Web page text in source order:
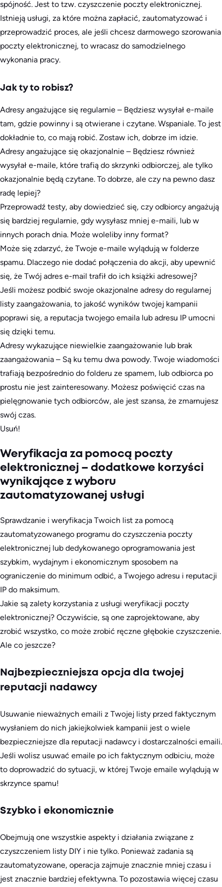
spójność. Jest to tzw. czyszczenie poczty elektronicznej.
Istnieją usługi, za które można zapłacić, zautomatyzować i
przeprowadzić proces, ale jeśli chcesz darmowego szorowania
poczty elektronicznej, to wracasz do samodzielnego
wykonania pracy.
Jak ty to robisz?
Adresy angażujące się regularnie – Będziesz wysyłał e-maile
tam, gdzie powinny i są otwierane i czytane. Wspaniale. To jest
dokładnie to, co mają robić. Zostaw ich, dobrze im idzie.
Adresy angażujące się okazjonalnie – Będziesz również
wysyłał e-maile, które trafią do skrzynki odbiorczej, ale tylko
okazjonalnie będą czytane. To dobrze, ale czy na pewno dasz
radę lepiej?
Przeprowadź testy, aby dowiedzieć się, czy odbiorcy angażują
się bardziej regularnie, gdy wysyłasz mniej e-maili, lub w
innych porach dnia. Może woleliby inny format?
Może się zdarzyć, że Twoje e-maile wylądują w folderze
spamu. Dlaczego nie dodać połączenia do akcji, aby upewnić
się, że Twój adres e-mail trafił do ich książki adresowej?
Jeśli możesz podbić swoje okazjonalne adresy do regularnej
listy zaangażowania, to jakość wyników twojej kampanii
poprawi się, a reputacja twojego emaila lub adresu IP umocni
się dzięki temu.
Adresy wykazujące niewielkie zaangażowanie lub brak
zaangażowania – Są ku temu dwa powody. Twoje wiadomości
trafiają bezpośrednio do folderu ze spamem, lub odbiorca po
prostu nie jest zainteresowany. Możesz poświęcić czas na
pielęgnowanie tych odbiorców, ale jest szansa, że zmarnujesz
swój czas.
Usuń!
Weryfikacja za pomocą poczty
elektronicznej – dodatkowe korzyści
wynikające z wyboru
zautomatyzowanej usługi
Sprawdzanie i weryfikacja Twoich list za pomocą
zautomatyzowanego programu do czyszczenia poczty
elektronicznej lub dedykowanego oprogramowania jest
szybkim, wydajnym i ekonomicznym sposobem na
ograniczenie do minimum odbić, a Twojego adresu i reputacji
IP do maksimum.
Jakie są zalety korzystania z usługi weryfikacji poczty
elektronicznej? Oczywiście, są one zaprojektowane, aby
zrobić wszystko, co może zrobić ręczne głębokie czyszczenie.
Ale co jeszcze?
Najbezpieczniejsza opcja dla twojej
reputacji nadawcy
Usuwanie nieważnych emaili z Twojej listy przed faktycznym
wysłaniem do nich jakiejkolwiek kampanii jest o wiele
bezpieczniejsze dla reputacji nadawcy i dostarczalności emaili.
Jeśli wolisz usuwać emaile po ich faktycznym odbiciu, może
to doprowadzić do sytuacji, w której Twoje emaile wylądują w
skrzynce spamu!
Szybko i ekonomicznie
Obejmują one wszystkie aspekty i działania związane z
czyszczeniem listy DIY i nie tylko. Ponieważ zadania są
zautomatyzowane, operacja zajmuje znacznie mniej czasu i
jest znacznie bardziej efektywna. To pozostawia więcej czasu